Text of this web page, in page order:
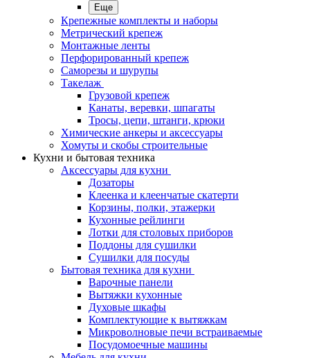
Еще
Крепежные комплекты и наборы
Метрический крепеж
Монтажные ленты
Перфорированный крепеж
Саморезы и шурупы
Такелаж
Грузовой крепеж
Канаты, веревки, шпагаты
Тросы, цепи, штанги, крюки
Химические анкеры и аксессуары
Хомуты и скобы строительные
Кухни и бытовая техника
Аксессуары для кухни
Дозаторы
Клеенка и клеенчатые скатерти
Корзины, полки, этажерки
Кухонные рейлинги
Лотки для столовых приборов
Поддоны для сушилки
Сушилки для посуды
Бытовая техника для кухни
Варочные панели
Вытяжки кухонные
Духовые шкафы
Комплектующие к вытяжкам
Микроволновые печи встраиваемые
Посудомоечные машины